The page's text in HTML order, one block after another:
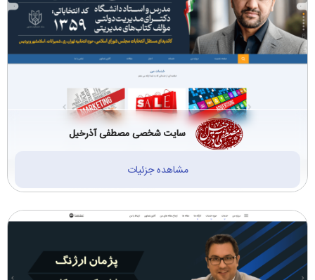
سایت شخصی مصطفی آذرخیل
مشاهده جزئیات